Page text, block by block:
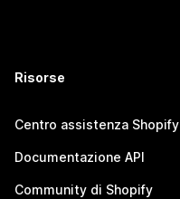
Risorse
Centro assistenza Shopify
Documentazione API
Community di Shopify